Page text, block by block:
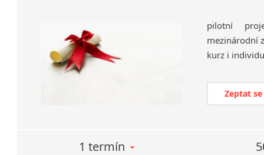
pilotní
mezinárodní
kurz i
Zeptat
1 termín